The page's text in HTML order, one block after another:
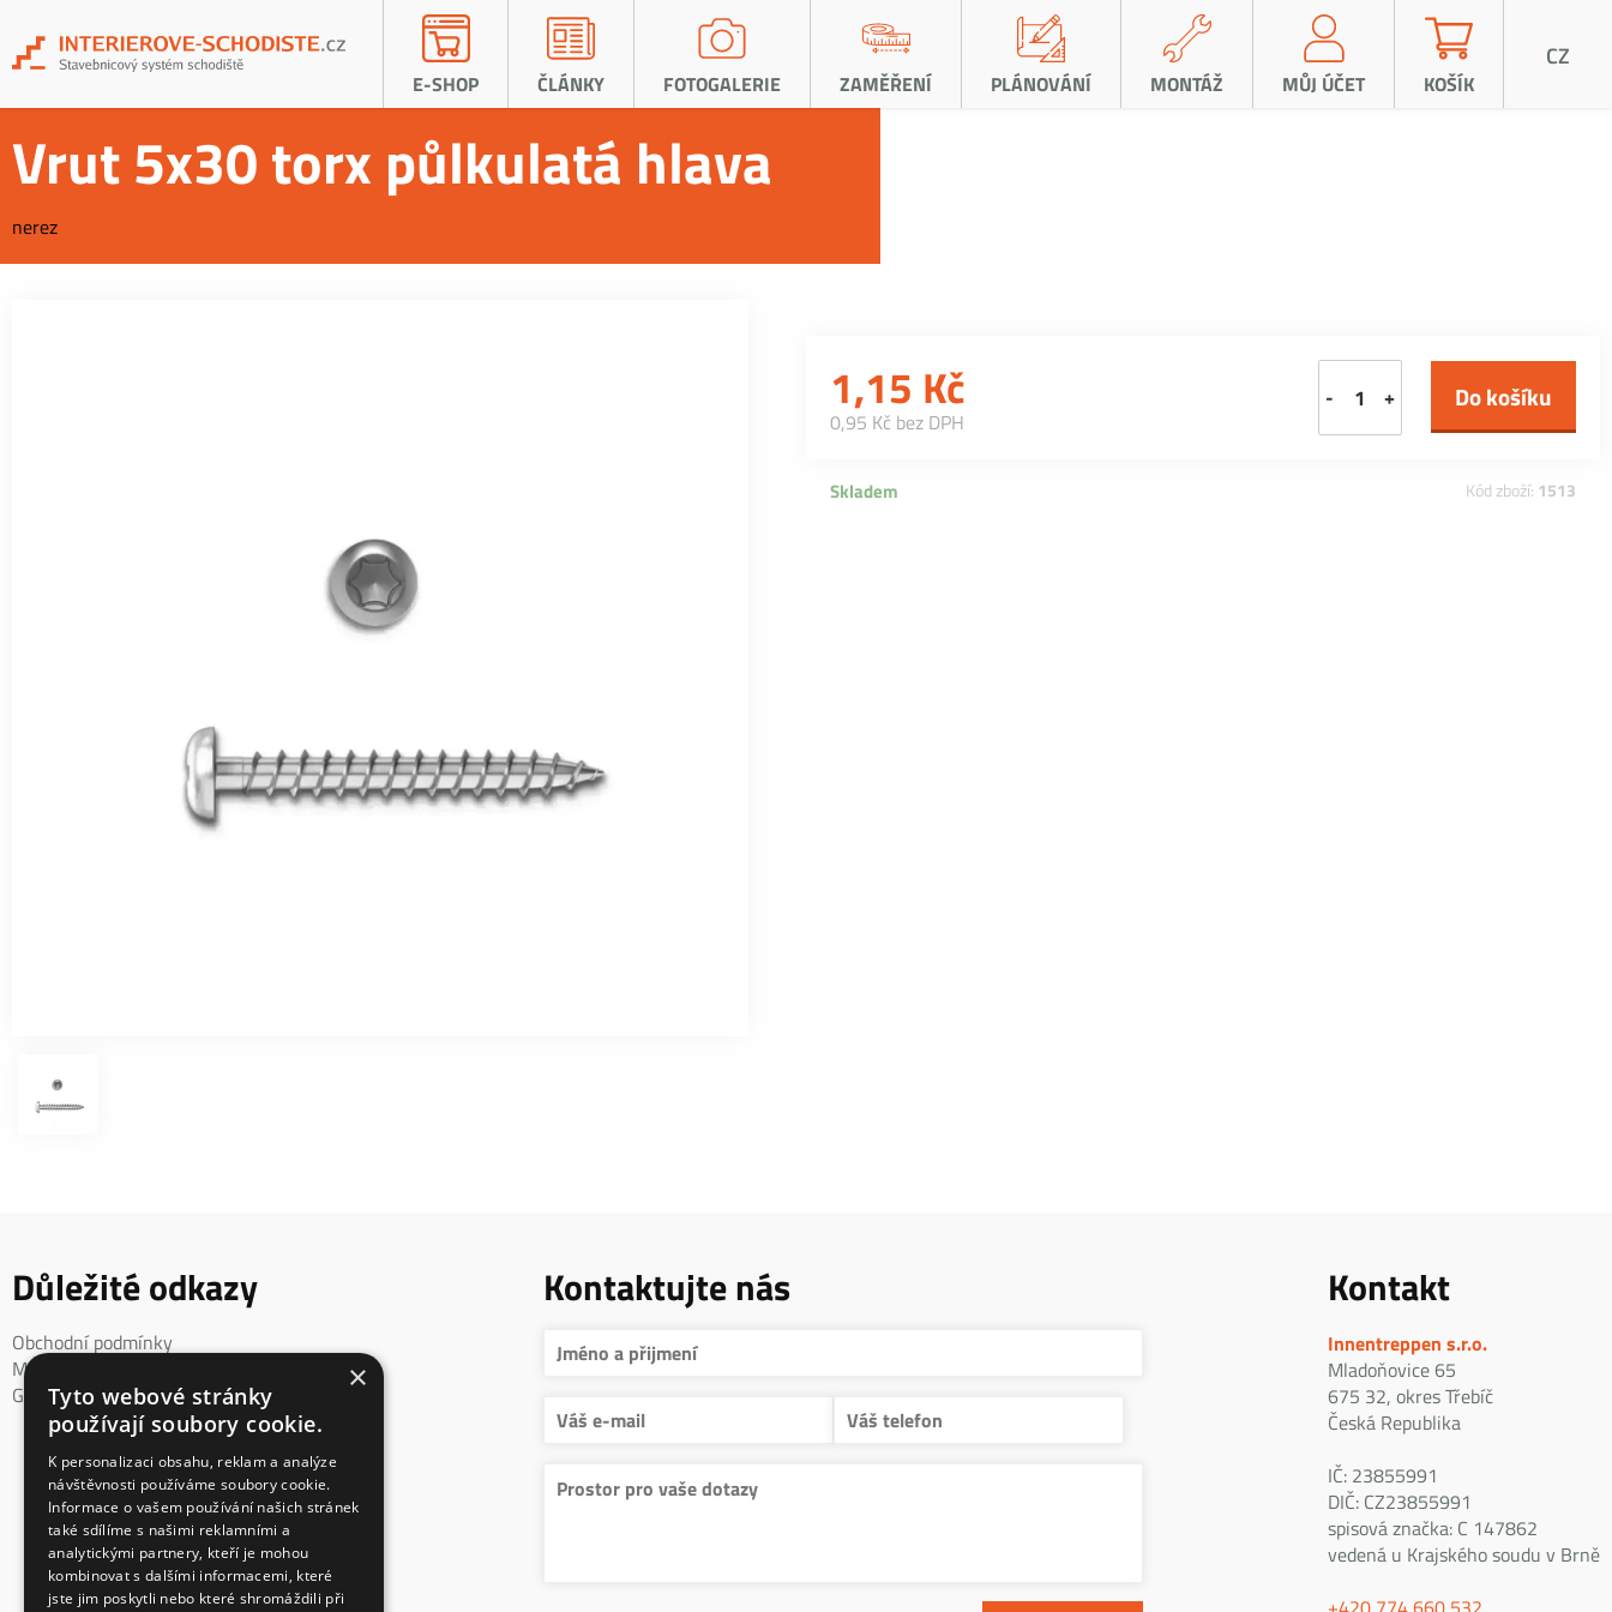
E-SHOP ČLÁNKY FOTOGALERIE ZAMĚŘENÍ PLÁNOVÁNÍ MONTÁŽ MŮJ ÚČET KOŠÍK
CZ
Vrut 5x30 torx půlkulatá hlava
nerez
1,15 Kč
0,95 Kč bez DPH
- +
Skladem Kód zboží: 1513
Důležité odkazy
Obchodní podmínky
Mimosoudní řešení spotřebitelského sporu
GDPR
Kontaktujte nás Kontakt
Innentreppen s.r.o.
Mladoňovice 65
675 32, okres Třebíč
Česká Republika
IČ: 23855991
DIČ: CZ23855991
spisová značka: C 147862
vedená u Krajského soudu v Brně
×
Tyto webové stránky
používají soubory cookie.
K personalizaci obsahu, reklam a analýze
návštěvnosti používáme soubory cookie.
Informace o vašem používání našich stránek
také sdílíme s našimi reklamními a
analytickými partnery, kteří je mohou
kombinovat s dalšími informacemi, které
jste jim poskytli nebo které shromáždili při